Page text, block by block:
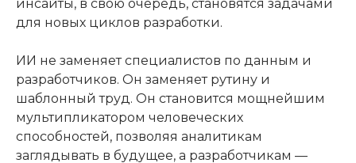
инсайты, в свою очередь, становятся задачами
для новых циклов разработки.
ИИ не заменяет специалистов по данным и
разработчиков. Он заменяет рутину и
шаблонный труд. Он становится мощнейшим
мультипликатором человеческих
способностей, позволяя аналитикам
заглядывать в будущее, а разработчикам —